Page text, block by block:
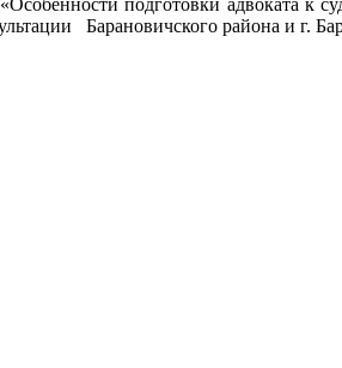
Барановичского района и г.